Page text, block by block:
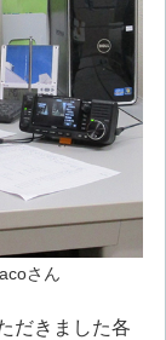
さん
だきました各